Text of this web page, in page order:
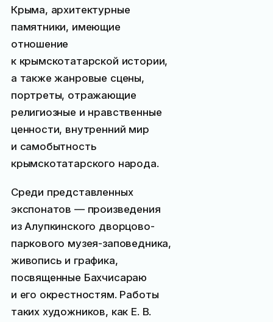
Крыма, архитектурные
памятники, имеющие
отношение
к крымскотатарской истории,
а также жанровые сцены,
портреты, отражающие
религиозные и нравственные
ценности, внутренний мир
и самобытность
крымскотатарского народа.
Среди представленных
экспонатов — произведения
из Алупкинского дворцово-
паркового музея-заповедника,
живопись и графика,
посвященные Бахчисараю
и его окрестностям. Работы
таких художников, как Е. В.